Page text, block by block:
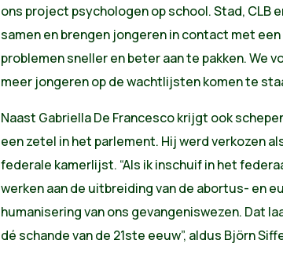
ons project psychologen op school. Stad, CLB
samen en brengen jongeren in contact met
problemen sneller en beter aan te pakken. We
meer jongeren op de wachtlijsten komen te
Naast Gabriella De Francesco krijgt ook
een zetel in het parlement. Hij werd verkozen
federale kamerlijst. “Als ik inschuif in het
werken aan de uitbreiding van de abortus- en
humanisering van ons gevangeniswezen. Dat
dé schande van de 21ste eeuw”, aldus Björn